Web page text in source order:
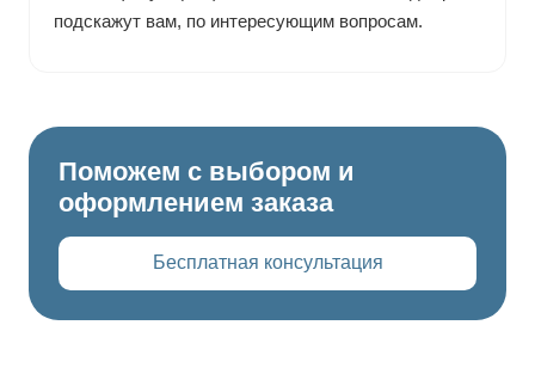
подскажут вам, по интересующим вопросам.
Поможем с выбором и
оформлением заказа
Бесплатная консультация